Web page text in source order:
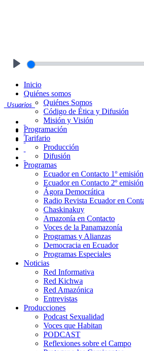
Usuarios
Inicio
Quiénes somos
Quiénes Somos
Código de Ética y Difusión
Misión y Visión
Programación
Tarifario
Producción
Difusión
Programas
Ecuador en Contacto 1º emisión
Ecuador en Contacto 2º emisión
Ágora Democrática
Radio Revista Ecuador en
Chaskinakuy
Amazonía en Contacto
Voces de la Panamazonía
Programas y Alianzas
Democracia en Ecuador
Programas Especiales
Noticias
Red Informativa
Red Kichwa
Red Amazónica
Entrevistas
Producciones
Podcast Sexualidad
Voces que Habitan
PODCAST
Reflexiones sobre el Campo